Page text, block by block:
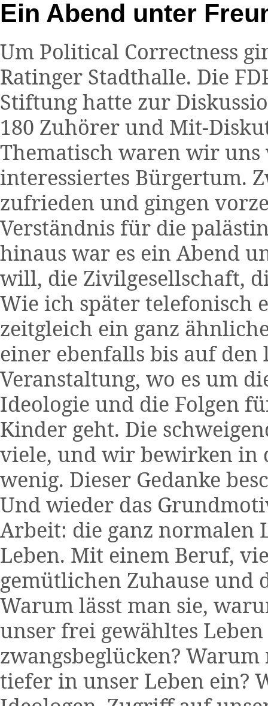
Ein Abend unter
Um Political Correctness
Ratinger Stadthalle. Die
Stiftung hatte zur
180 Zuhörer und Mit-
Thematisch waren wir
interessiertes Bürgertum.
zufrieden und gingen
Verständnis für die
hinaus war es ein Abend
will, die Zivilgesellschaft,
Wie ich später telefonisch
zeitgleich ein ganz
einer ebenfalls bis auf
Veranstaltung, wo es um
Ideologie und die Folgen
Kinder geht. Die
viele, und wir bewirken in
wenig. Dieser Gedanke
Und wieder das
Arbeit: die ganz normalen
Leben. Mit einem Beruf,
gemütlichen Zuhause und
Warum lässt man sie,
unser frei gewähltes
zwangsbeglücken?
tiefer in unser Leben ein?